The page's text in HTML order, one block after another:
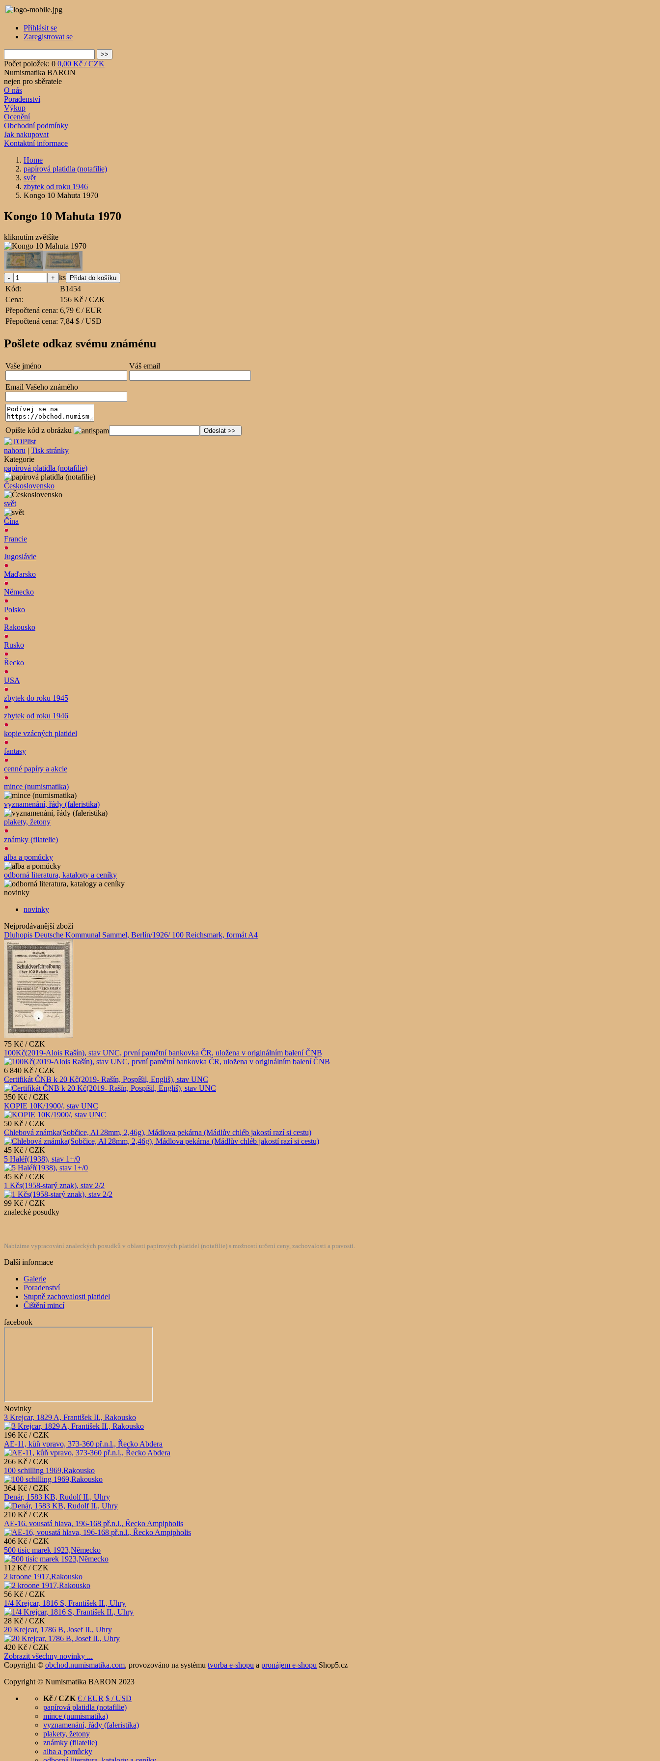
Přihlásit se
Zaregistrovat se
Počet položek: 0 0,00 Kč / CZK
Numismatika BARON
nejen pro sběratele
O nás
Poradenství
Výkup
Ocenění
Obchodní podmínky
Jak nakupovat
Kontaktní informace
Home
papírová platidla (notafilie)
svět
zbytek od roku 1946
Kongo 10 Mahuta 1970
Kongo 10 Mahuta 1970
kliknutím zvětšíte
ks
Kód:
B1454
Cena:
156 Kč / CZK
Přepočtená cena: 6,79 € / EUR
Přepočtená cena: 7,84 $ / USD
Pošlete odkaz svému známénu
Vaše jméno Váš email
Email Vašeho známého
Opište kód z obrázku
nahoru | Tisk stránky
Kategorie
papírová platidla (notafilie)
Československo
svět
Čína
Francie
Jugoslávie
Maďarsko
Německo
Polsko
Rakousko
Rusko
Řecko
USA
zbytek do roku 1945
zbytek od roku 1946
kopie vzácných platidel
fantasy
cenné papíry a akcie
mince (numismatika)
vyznamenání, řády (faleristika)
plakety, žetony
známky (filatelie)
alba a pomůcky
odborná literatura, katalogy a ceníky
novinky
novinky
Nejprodávanější zboží
Dluhopis Deutsche Kommunal Sammel, Berlín/1926/ 100 Reichsmark, formát A4
75 Kč / CZK
100Kč(2019-Alois Rašín), stav UNC, první pamětní bankovka ČR, uložena v originálním balení ČNB
6 840 Kč / CZK
Certifikát ČNB k 20 Kč(2019- Rašín, Pospíšil, Engliš), stav UNC
350 Kč / CZK
KOPIE 10K/1900/, stav UNC
50 Kč / CZK
Chlebová známka(Sobčice, Al 28mm, 2,46g), Mádlova pekárna (Mádlův chléb jakostí razí si cestu)
45 Kč / CZK
5 Haléř(1938), stav 1+/0
45 Kč / CZK
1 Kčs(1958-starý znak), stav 2/2
99 Kč / CZK
znalecké posudky
Nabízíme vypracování znaleckých posudků v oblasti papírových platidel (notafilie) s možností určení ceny, zachovalosti a pravosti.
Další informace
Galerie
Poradenství
Stupně zachovalosti platidel
Čištění mincí
facebook
Novinky
3 Krejcar, 1829 A, František II., Rakousko
196 Kč / CZK
AE-11, kůň vpravo, 373-360 př.n.l., Řecko Abdera
266 Kč / CZK
100 schilling 1969,Rakousko
364 Kč / CZK
Denár, 1583 KB, Rudolf II., Uhry
210 Kč / CZK
AE-16, vousatá hlava, 196-168 př.n.l., Řecko Ampipholis
406 Kč / CZK
500 tisíc marek 1923,Německo
112 Kč / CZK
2 kroone 1917,Rakousko
56 Kč / CZK
1/4 Krejcar, 1816 S, František II., Uhry
28 Kč / CZK
20 Krejcar, 1786 B, Josef II., Uhry
420 Kč / CZK
Zobrazit všechny novinky ...
Copyright © obchod.numismatika.com, provozováno na systému tvorba e-shopu a pronájem e-shopu Shop5.cz
Copyright © Numismatika BARON 2023
Kč / CZK € / EUR $ / USD
papírová platidla (notafilie)
mince (numismatika)
vyznamenání, řády (faleristika)
plakety, žetony
známky (filatelie)
alba a pomůcky